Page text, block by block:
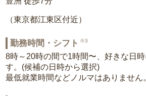
（東京都江東区付近）
勤務時間・シフト ※3
8時～20時の間で1時間〜、好きな日
す。(候補の日時から選択)
最低就業時間などノルマはありません